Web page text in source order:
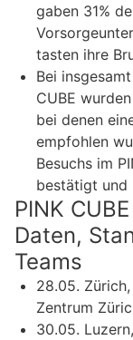
gaben 31%
tasten ihre
Bei
CUBE
bei denen
empfohlen
Besuchs im
bestätigt und
PINK
Daten,
Teams
28.05.
Zentrum
30.05.